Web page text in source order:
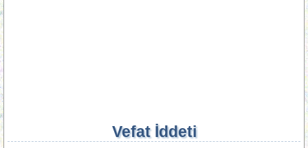
Vefat İddeti